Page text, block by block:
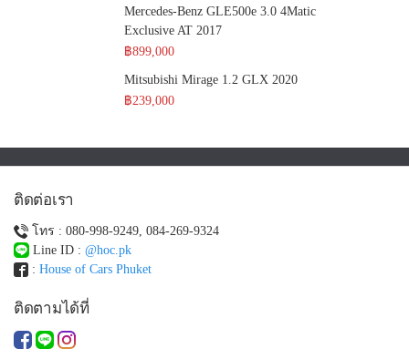
Mercedes-Benz GLE500e 3.0 4Matic
Exclusive AT 2017
฿899,000
Mitsubishi Mirage 1.2 GLX 2020
฿239,000
ติดต่อเรา
โทร : 080-998-9249, 084-269-9324
Line ID : @hoc.pk
: House of Cars Phuket
ติดตามได้ที่